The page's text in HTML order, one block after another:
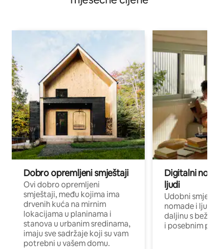
Dobro opremljeni smještaji
Ovi dobro opremljeni
smještaji, među kojima ima
drvenih kuća na mirnim
lokacijama u planinama i
stanova u urbanim sredinama,
imaju sve sadržaje koji su vam
potrebni u vašem domu.
Digitalni
ljudi
Udobni
nomade i ljude
daljinu s
i posebnim